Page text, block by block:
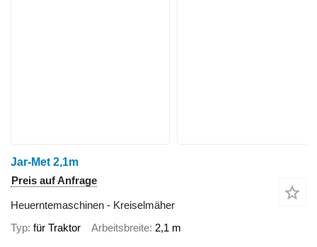
Jar-Met 2,1m
Preis auf Anfrage
Heuerntemaschinen - Kreiselmäher
Typ für Traktor Arbeitsbreite 2,1 m